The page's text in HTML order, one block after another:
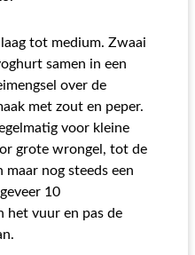
tot medium. Zwaai
samen in een
over de
met zout en peper.
voor kleine
grote wrongel, tot de
nog steeds een
10
het vuur en pas de